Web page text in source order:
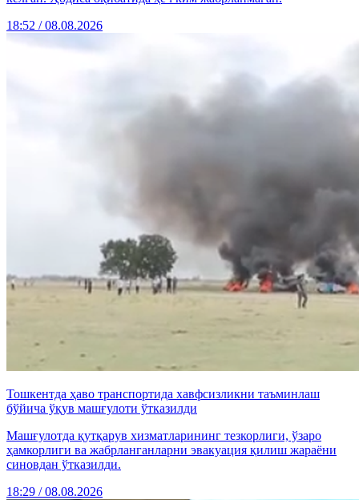
18:52 / 08.08.2026
Тошкентда ҳаво транспортида хавфсизликни таъминлаш
бўйича ўқув машғулоти ўтказилди
Машғулотда қутқарув хизматларининг тезкорлиги, ўзаро
ҳамкорлиги ва жабрланганларни эвакуация қилиш жараёни
синовдан ўтказилди.
18:29 / 08.08.2026